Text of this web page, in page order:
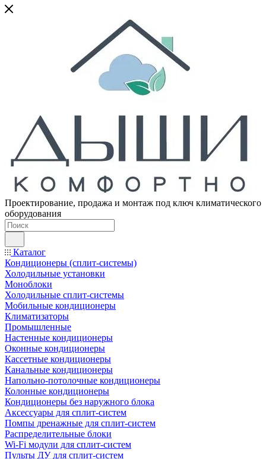
Проектирование, продажа и монтаж под ключ климатического
оборудования
Каталог
Кондиционеры (сплит-системы)
Холодильные установки
Моноблоки
Холодильные сплит-системы
Мобильные кондиционеры
Климатизаторы
Промышленные
Настенные кондиционеры
Оконные кондиционеры
Кассетные кондиционеры
Канальные кондиционеры
Напольно-потолочные кондиционеры
Колонные кондиционеры
Кондиционеры без наружного блока
Аксессуары для сплит-систем
Помпы дренажные для сплит-систем
Распределительные блоки
Wi-Fi модули для сплит-систем
Пульты ДУ для сплит-систем